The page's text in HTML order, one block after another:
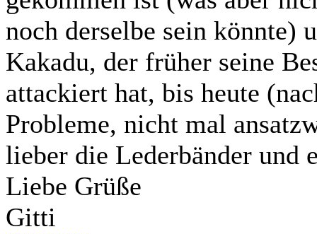
noch derselbe sein könnte)
Kakadu, der früher seine
attackiert hat, bis heute
Probleme, nicht mal
lieber die Lederbänder und
Liebe Grüße
Gitti